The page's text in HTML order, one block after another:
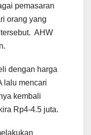
pemasaran
orang yang
AHW
dengan harga
lalu mencari
kembali
Rp4-4.5 juta.